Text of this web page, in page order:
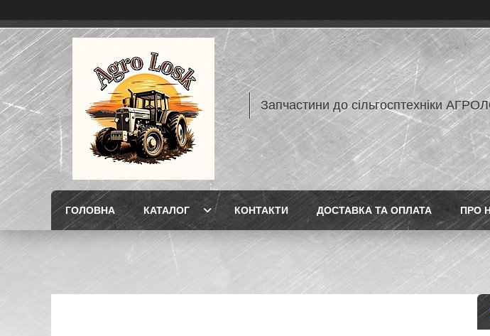
Запчастини до сільгосптехніки
ГОЛОВНА КАТАЛОГ КОНТАКТИ ДОСТАВКА ТА ОПЛАТА ПРО